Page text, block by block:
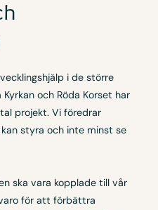
i de större
och Röda Korset har
projekt. Vi föredrar
styra och inte minst se
ska vara kopplade till vår
för att förbättra